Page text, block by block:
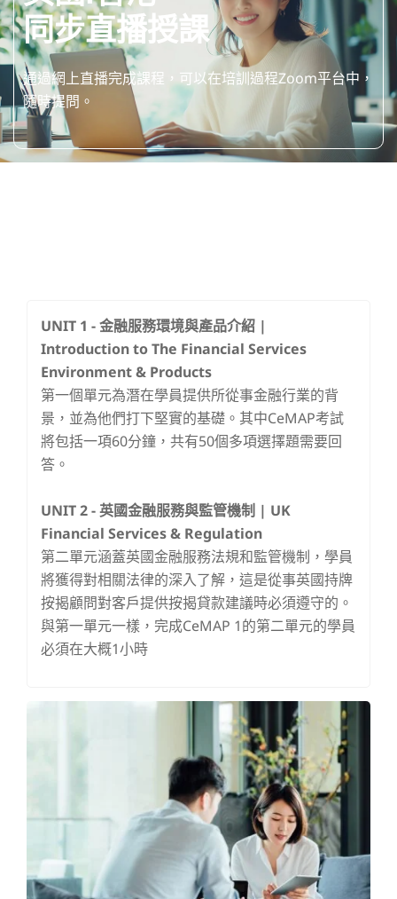
同步直播授課
通過網上直播完成課程，可以在培訓過程Zoom平台中，
隨時提問。
UNIT 1 - 金融服務環境與產品介紹 |
Introduction to The Financial Services
Environment & Products
第一個單元為潛在學員提供所從事金融行業的背
景，並為他們打下堅實的基礎。其中CeMAP考試
將包括一項60分鐘，共有50個多項選擇題需要回
答。
UNIT 2 -英國金融服務與監管機制 | UK
Financial Services & Regulation
第二單元涵蓋英國金融服務法規和監管機制，學員
將獲得對相關法律的深入了解，這是從事英國持牌
按揭顧問對客戶提供按揭貸款建議時必須遵守的。
與第一單元一樣，完成CeMAP 1的第二單元的學員
必須在大概1小時